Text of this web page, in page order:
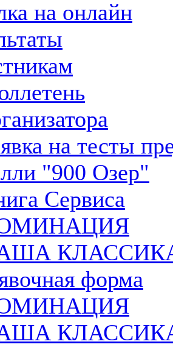
на онлайн
на тесты
"900 Озер"
Сервиса
форма